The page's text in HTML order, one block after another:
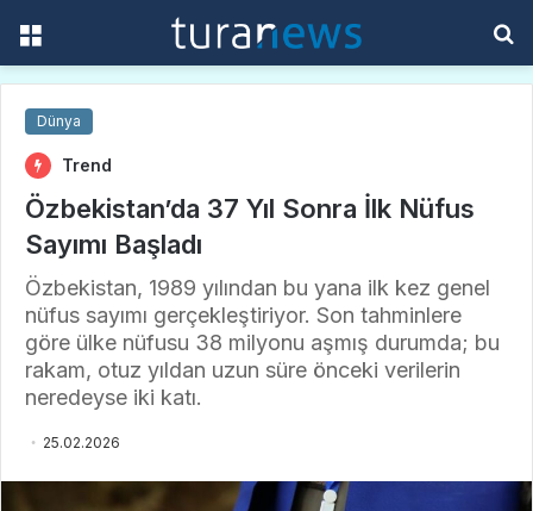
Dünya
Trend
Özbekistan’da 37 Yıl Sonra İlk Nüfus
Sayımı Başladı
Özbekistan, 1989 yılından bu yana ilk kez genel
nüfus sayımı gerçekleştiriyor. Son tahminlere
göre ülke nüfusu 38 milyonu aşmış durumda; bu
rakam, otuz yıldan uzun süre önceki verilerin
neredeyse iki katı.
25.02.2026